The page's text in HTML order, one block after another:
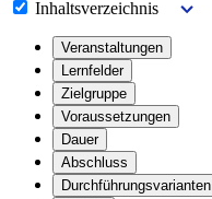
Inhaltsverzeichnis
Veranstaltungen
Lernfelder
Zielgruppe
Voraussetzungen
Dauer
Abschluss
Durchführungsvarianten